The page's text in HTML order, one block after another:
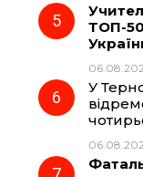
ТОП-
У